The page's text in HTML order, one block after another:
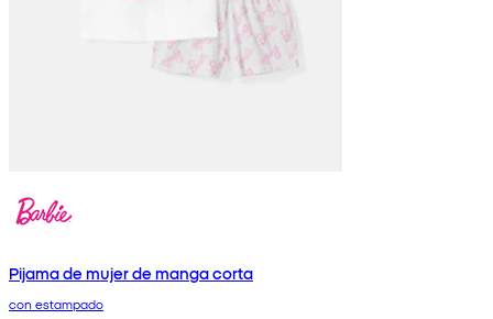
Pijama de mujer de manga corta
con estampado